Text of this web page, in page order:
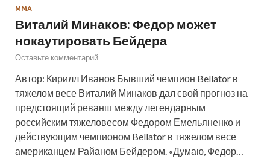
ММА
Виталий Минаков: Федор может
нокаутировать Бейдера
Оставьте комментарий
Автор: Кирилл Иванов Бывший чемпион Bellator в
тяжелом весе Виталий Минаков дал свой прогноз на
предстоящий реванш между легендарным
российским тяжеловесом Федором Емельяненко и
действующим чемпионом Bellator в тяжелом весе
американцем Райаном Бейдером. «Думаю, Федор…